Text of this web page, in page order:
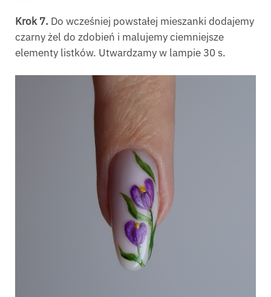
Krok 7. Do wcześniej powstałej mieszanki dodajemy
czarny żel do zdobień i malujemy ciemniejsze
elementy listków. Utwardzamy w lampie 30 s.